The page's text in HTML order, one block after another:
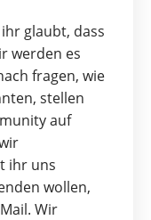
glaubt, dass
werden es
fragen, wie
stellen
auf
ihr uns
wollen,
Wir